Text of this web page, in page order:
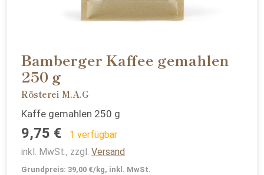
Bamberger Kaffee gemahlen
250 g
Rösterei M.A.G
Kaffe gemahlen 250 g
9,75 €
1 verfügbar
inkl. MwSt., zzgl. Versand
Grundpreis: 39,00 €/kg, inkl. MwSt.